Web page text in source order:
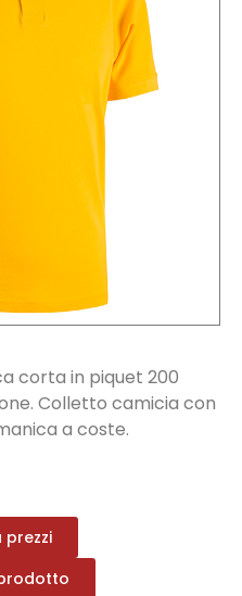
corta in piquet 200
Colletto camicia con
a coste.
prezzi